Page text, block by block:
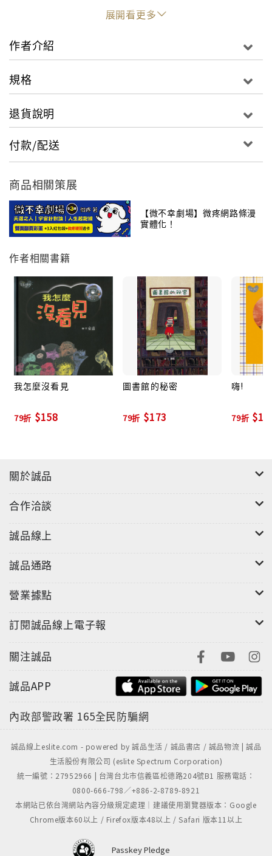
家裡搬，不僅費盡心力，也煞費體力。
一方小小的陽台，就像一個小家庭的縮影，照顧起來，
展開看更多
作者介紹
規格
退貨說明
付款/配送
商品相關策展
【微不幸劇場】微疼網路條漫
實體化！
作者相關書籍
我怎麼沒看見
79折 $158
圖書館的秘密
79折 $173
嗨!
79折
關於誠品
合作洽談
誠品線上
誠品通路
營業據點
訂閱誠品線上電子報
關注誠品
誠品APP
內政部警政署 165全民防騙網
誠品線上eslite.com - powered by 誠品生活 / 誠品書店 / 誠品物流 | 誠品
生活股份有限公司 (eslite Spectrum Corporation)
統一編號：27952966 | 台灣台北市信義區松德路204號B1 服務電話：
0800-666-798／+886-2-8789-8921
本網站已依台灣網站內容分級規定處理｜建議使用瀏覽器版本：Google
Chrome版本60以上 / Firefox版本48以上 / Safari 版本11以上
Passkey Pledge